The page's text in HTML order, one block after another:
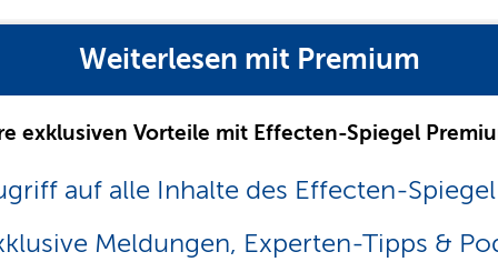
Weiterlesen mit Premium
exklusiven Vorteile mit Effecten-Spiegel
auf alle Inhalte des Effecten-Spiegel
Meldungen, Experten-Tipps &